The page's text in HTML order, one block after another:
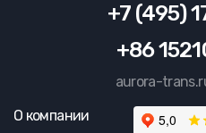
+7 (495)
+86
aurora-
О компании